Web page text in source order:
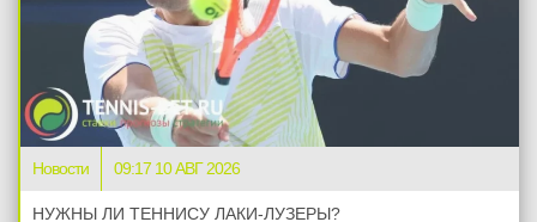
Новости 09:17 10 АВГ 2026
НУЖНЫ ЛИ ТЕННИСУ ЛАКИ-ЛУЗЕРЫ?